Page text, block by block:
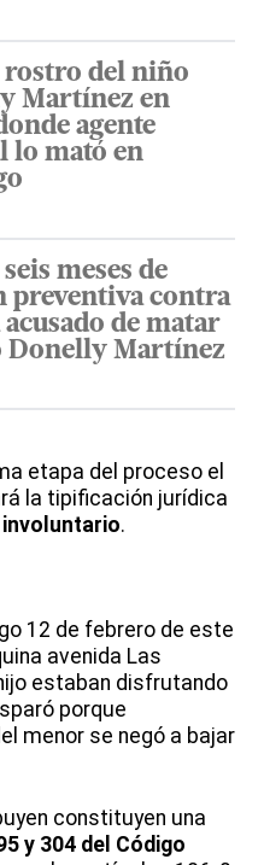
del niño
Martínez en
agente
lo mató en
meses de
preventiva contra
de matar
Donelly Martínez
etapa del proceso el
la tipificación jurídica
.
12 de febrero de este
avenida Las
estaban disfrutando
porque
menor se negó a bajar
constituyen una
y 304 del Código